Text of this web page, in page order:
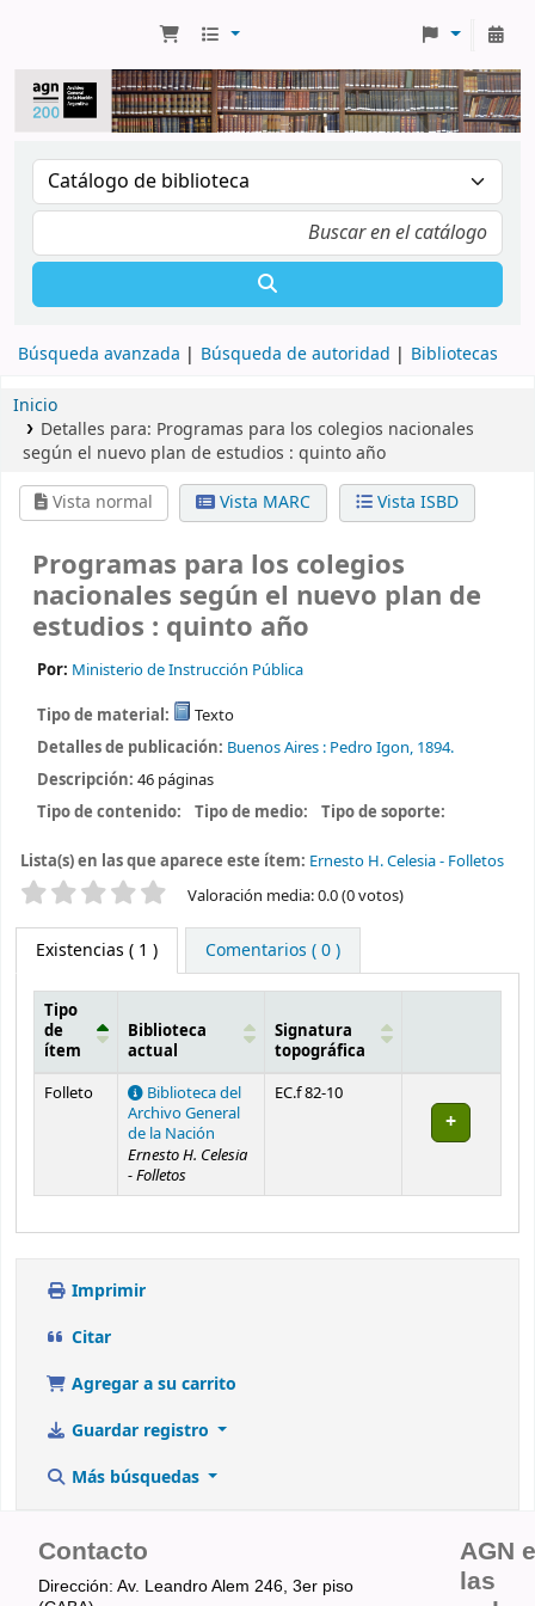
Búsqueda avanzada Búsqueda de autoridad Bibliotecas
Inicio
Detalles para: Programas para los colegios nacionales
según el nuevo plan de estudios : quinto año
Vista normal
Vista MARC Vista ISBD
Programas para los colegios
nacionales según el nuevo plan de
estudios : quinto año
Por: Ministerio de Instrucción Pública
Tipo de material:
Texto
Detalles de publicación: Buenos Aires : Pedro Igon, 1894.
Descripción: 46 páginas
Tipo de contenido:
Tipo de medio: Tipo de soporte:
Lista(s) en las que aparece este ítem: Ernesto H. Celesia - Folletos
Valoración Valoración media: 0.0 (0 votos)
Existencias ( 1 ) Comentarios ( 0 )
Existencias
Tipo
de
ítem
Biblioteca
actual
Signatura
topográfica
Folleto
Biblioteca del
Archivo General
de la Nación
Ernesto H. Celesia
- Folletos
EC.f 82-10
Imprimir
Citar
Agregar a su carrito
Guardar registro
Más búsquedas
Contacto
Dirección: Av. Leandro Alem 246, 3er piso
AGN
las